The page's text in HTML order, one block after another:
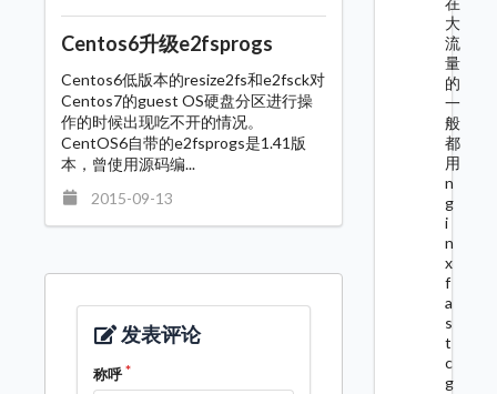
Centos6升级e2fsprogs
Centos6低版本的resize2fs和e2fsck对
Centos7的guest OS硬盘分区进行操
作的时候出现吃不开的情况。
CentOS6自带的e2fsprogs是1.41版
本，曾使用源码编...
2015-09-13
发表评论
称呼
大
流
量
的
一
般
都
用
n
g
i
n
x
f
a
s
t
c
g